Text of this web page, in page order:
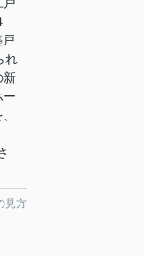
れ
新
ー
見方